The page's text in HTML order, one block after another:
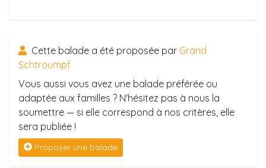
Cette balade a été proposée par Grand
Schtroumpf
Vous aussi vous avez une balade préférée ou
adaptée aux familles ? N'hésitez pas à nous la
soumettre — si elle correspond à nos critères, elle
sera publiée !
Proposer une balade